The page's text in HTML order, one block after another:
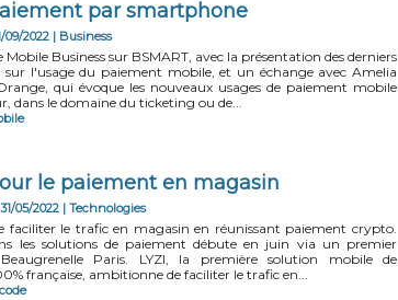
par smartphone
09/2022 | Business
Business sur BSMART, avec la présentation des derniers
sur l'usage du paiement mobile, et un échange avec Amelia
qui évoque les nouveaux usages de paiement mobile
dans le domaine du ticketing ou de...
le paiement en magasin
05/2022 | Technologies
faciliter le trafic en magasin en réunissant paiement crypto.
les solutions de paiement débute en juin via un premier
Paris. LYZI, la première solution mobile de
française, ambitionne de faciliter le trafic en...